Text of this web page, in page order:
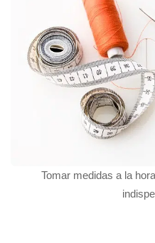
Tomar medidas a la